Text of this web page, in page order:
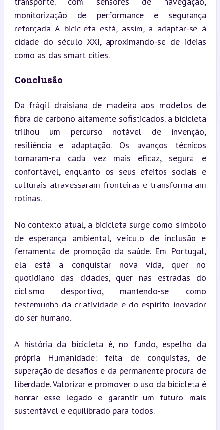
monitorização de performance e segurança
reforçada. A bicicleta está, assim, a adaptar-se à
cidade do século XXI, aproximando-se de ideias
como as das smart cities.
Conclusão
Da frágil draisiana de madeira aos modelos de
fibra de carbono altamente sofisticados, a bicicleta
trilhou um percurso notável de invenção,
resiliência e adaptação. Os avanços técnicos
tornaram-na cada vez mais eficaz, segura e
confortável, enquanto os seus efeitos sociais e
culturais atravessaram fronteiras e transformaram
rotinas.
No contexto atual, a bicicleta surge como símbolo
de esperança ambiental, veículo de inclusão e
ferramenta de promoção da saúde. Em Portugal,
ela está a conquistar nova vida, quer no
quotidiano das cidades, quer nas estradas do
ciclismo desportivo, mantendo-se como
testemunho da criatividade e do espírito inovador
do ser humano.
A história da bicicleta é, no fundo, espelho da
própria Humanidade: feita de conquistas, de
superação de desafios e da permanente procura de
liberdade. Valorizar e promover o uso da bicicleta é
honrar esse legado e garantir um futuro mais
sustentável e equilibrado para todos.